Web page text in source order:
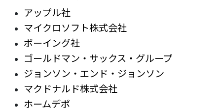
アップル社
マイクロソフト株式会社
ボーイング社
ゴールドマン・サックス・グループ
ジョンソン・エンド・ジョンソン
マクドナルド株式会社
ホームデポ